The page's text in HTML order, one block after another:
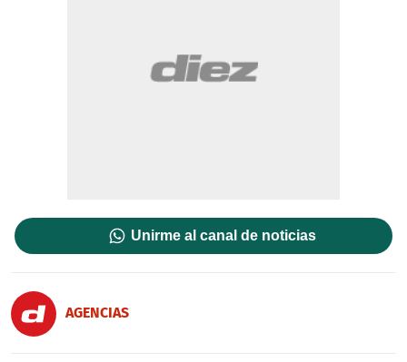
Unirme al canal de noticias
AGENCIAS